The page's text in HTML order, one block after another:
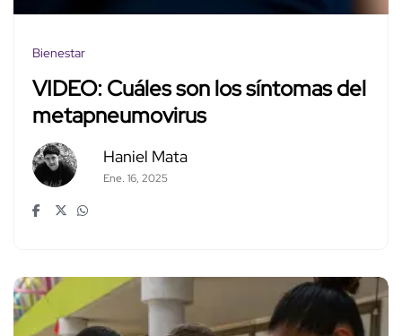
Bienestar
VIDEO: Cuáles son los síntomas del
metapneumovirus
Haniel Mata
Ene. 16, 2025